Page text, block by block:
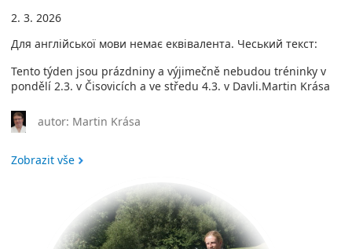
2. 3. 2026
Для англійської мови немає еквівалента. Чеський текст:
Tento týden jsou prázdniny a výjimečně nebudou tréninky v
pondělí 2.3. v Čisovicích a ve středu 4.3. v Davli.Martin Krása
autor: Martin Krása
Zobrazit vše